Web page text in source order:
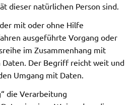
dieser natürlichen Person sind.
mit oder ohne Hilfe
ausgeführte Vorgang oder
im Zusammenhang mit
Daten. Der Begriff reicht weit und
Umgang mit Daten.
die Verarbeitung